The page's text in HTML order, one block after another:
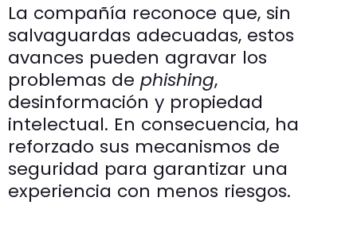
La compañía reconoce que, sin
salvaguardas adecuadas, estos
avances pueden agravar los
problemas de phishing,
desinformación y propiedad
intelectual. En consecuencia, ha
reforzado sus mecanismos de
seguridad para garantizar una
experiencia con menos riesgos.